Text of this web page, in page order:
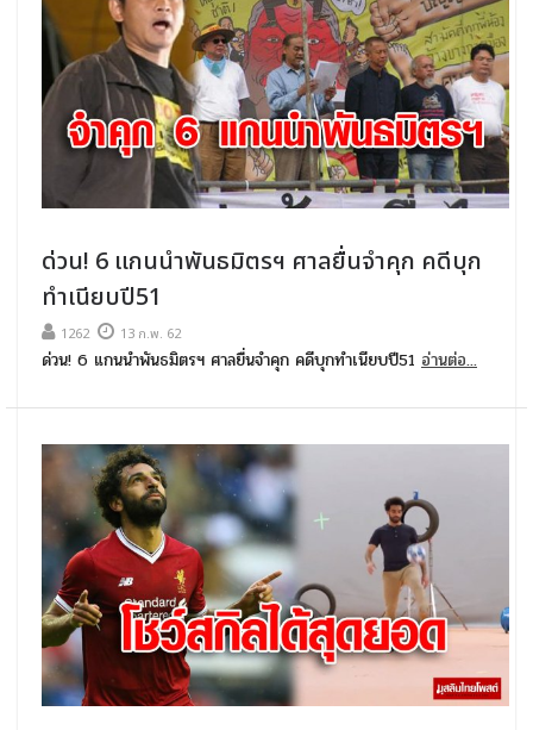
ด่วน! 6 แกนนำพันธมิตรฯ ศาลยื่นจำคุก คดีบุก
ทำเนียบปี51
1262 13 ก.พ. 62
ด่วน! 6 แกนนำพันธมิตรฯ ศาลยื่นจำคุก คดีบุกทำเนียบปี51 อ่านต่อ...